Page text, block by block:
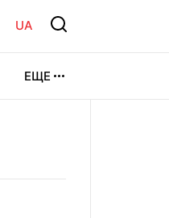
UA
ЕЩЕ